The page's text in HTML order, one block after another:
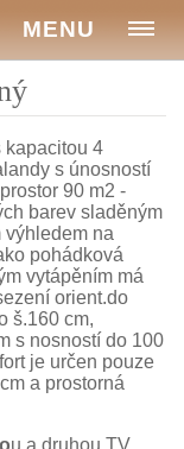
MENU
kapacitou 4
s únosností
90 m2 -
barev sladěným
na
pohádková
vytápěním má
orient.do
š.160 cm,
s nosností do 100
je určen pouze
a prostorná
u a druhou TV